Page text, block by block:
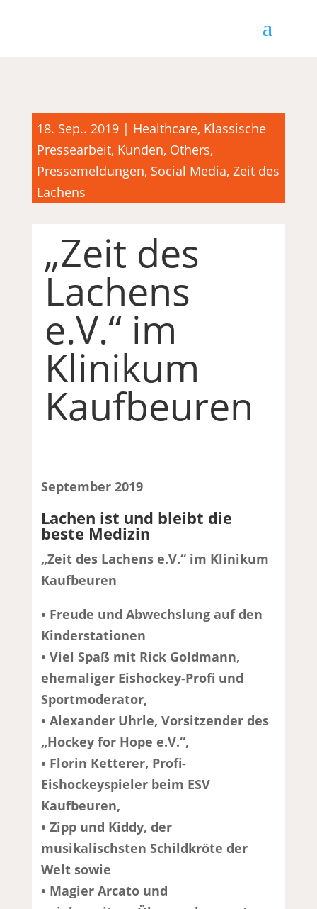
18. Sep.. 2019| Healthcare, Klassische
Pressearbeit, Kunden, Others,
Pressemeldungen, Social Media, Zeit des
Lachens
„Zeit des
Lachens
e.V.“ im
Klinikum
Kaufbeuren
September 2019
Lachen ist und bleibt die
beste Medizin
„Zeit des Lachens e.V.“ im Klinikum
Kaufbeuren
• Freude und Abwechslung auf den
Kinderstationen
• Viel Spaß mit Rick Goldmann,
ehemaliger Eishockey-Profi und
Sportmoderator,
• Alexander Uhrle, Vorsitzender des
„Hockey for Hope e.V.“,
• Florin Ketterer, Profi-
Eishockeyspieler beim ESV
Kaufbeuren,
• Zipp und Kiddy, der
musikalischsten Schildkröte der
Welt sowie
• Magier Arcato und